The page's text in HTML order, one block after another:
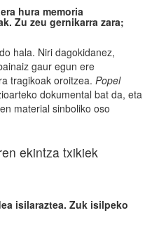
hura memoria
Zu zeu gernikarra zara;
hala. Niri dagokidanez,
gaur egun ere
tragikoak oroitzea. Popel
dokumental bat da, eta
material sinboliko oso
ekintza txikiek
isilaraztea. Zuk isilpeko